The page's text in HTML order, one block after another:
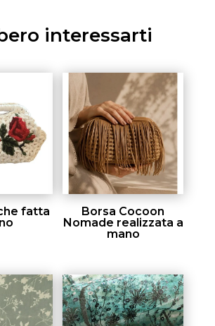
interessarti
fatta
Borsa Cocoon
Nomade realizzata a
mano